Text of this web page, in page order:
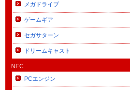
メガドライブ
ゲームギア
セガサターン
ドリームキャスト
NEC
PCエンジン